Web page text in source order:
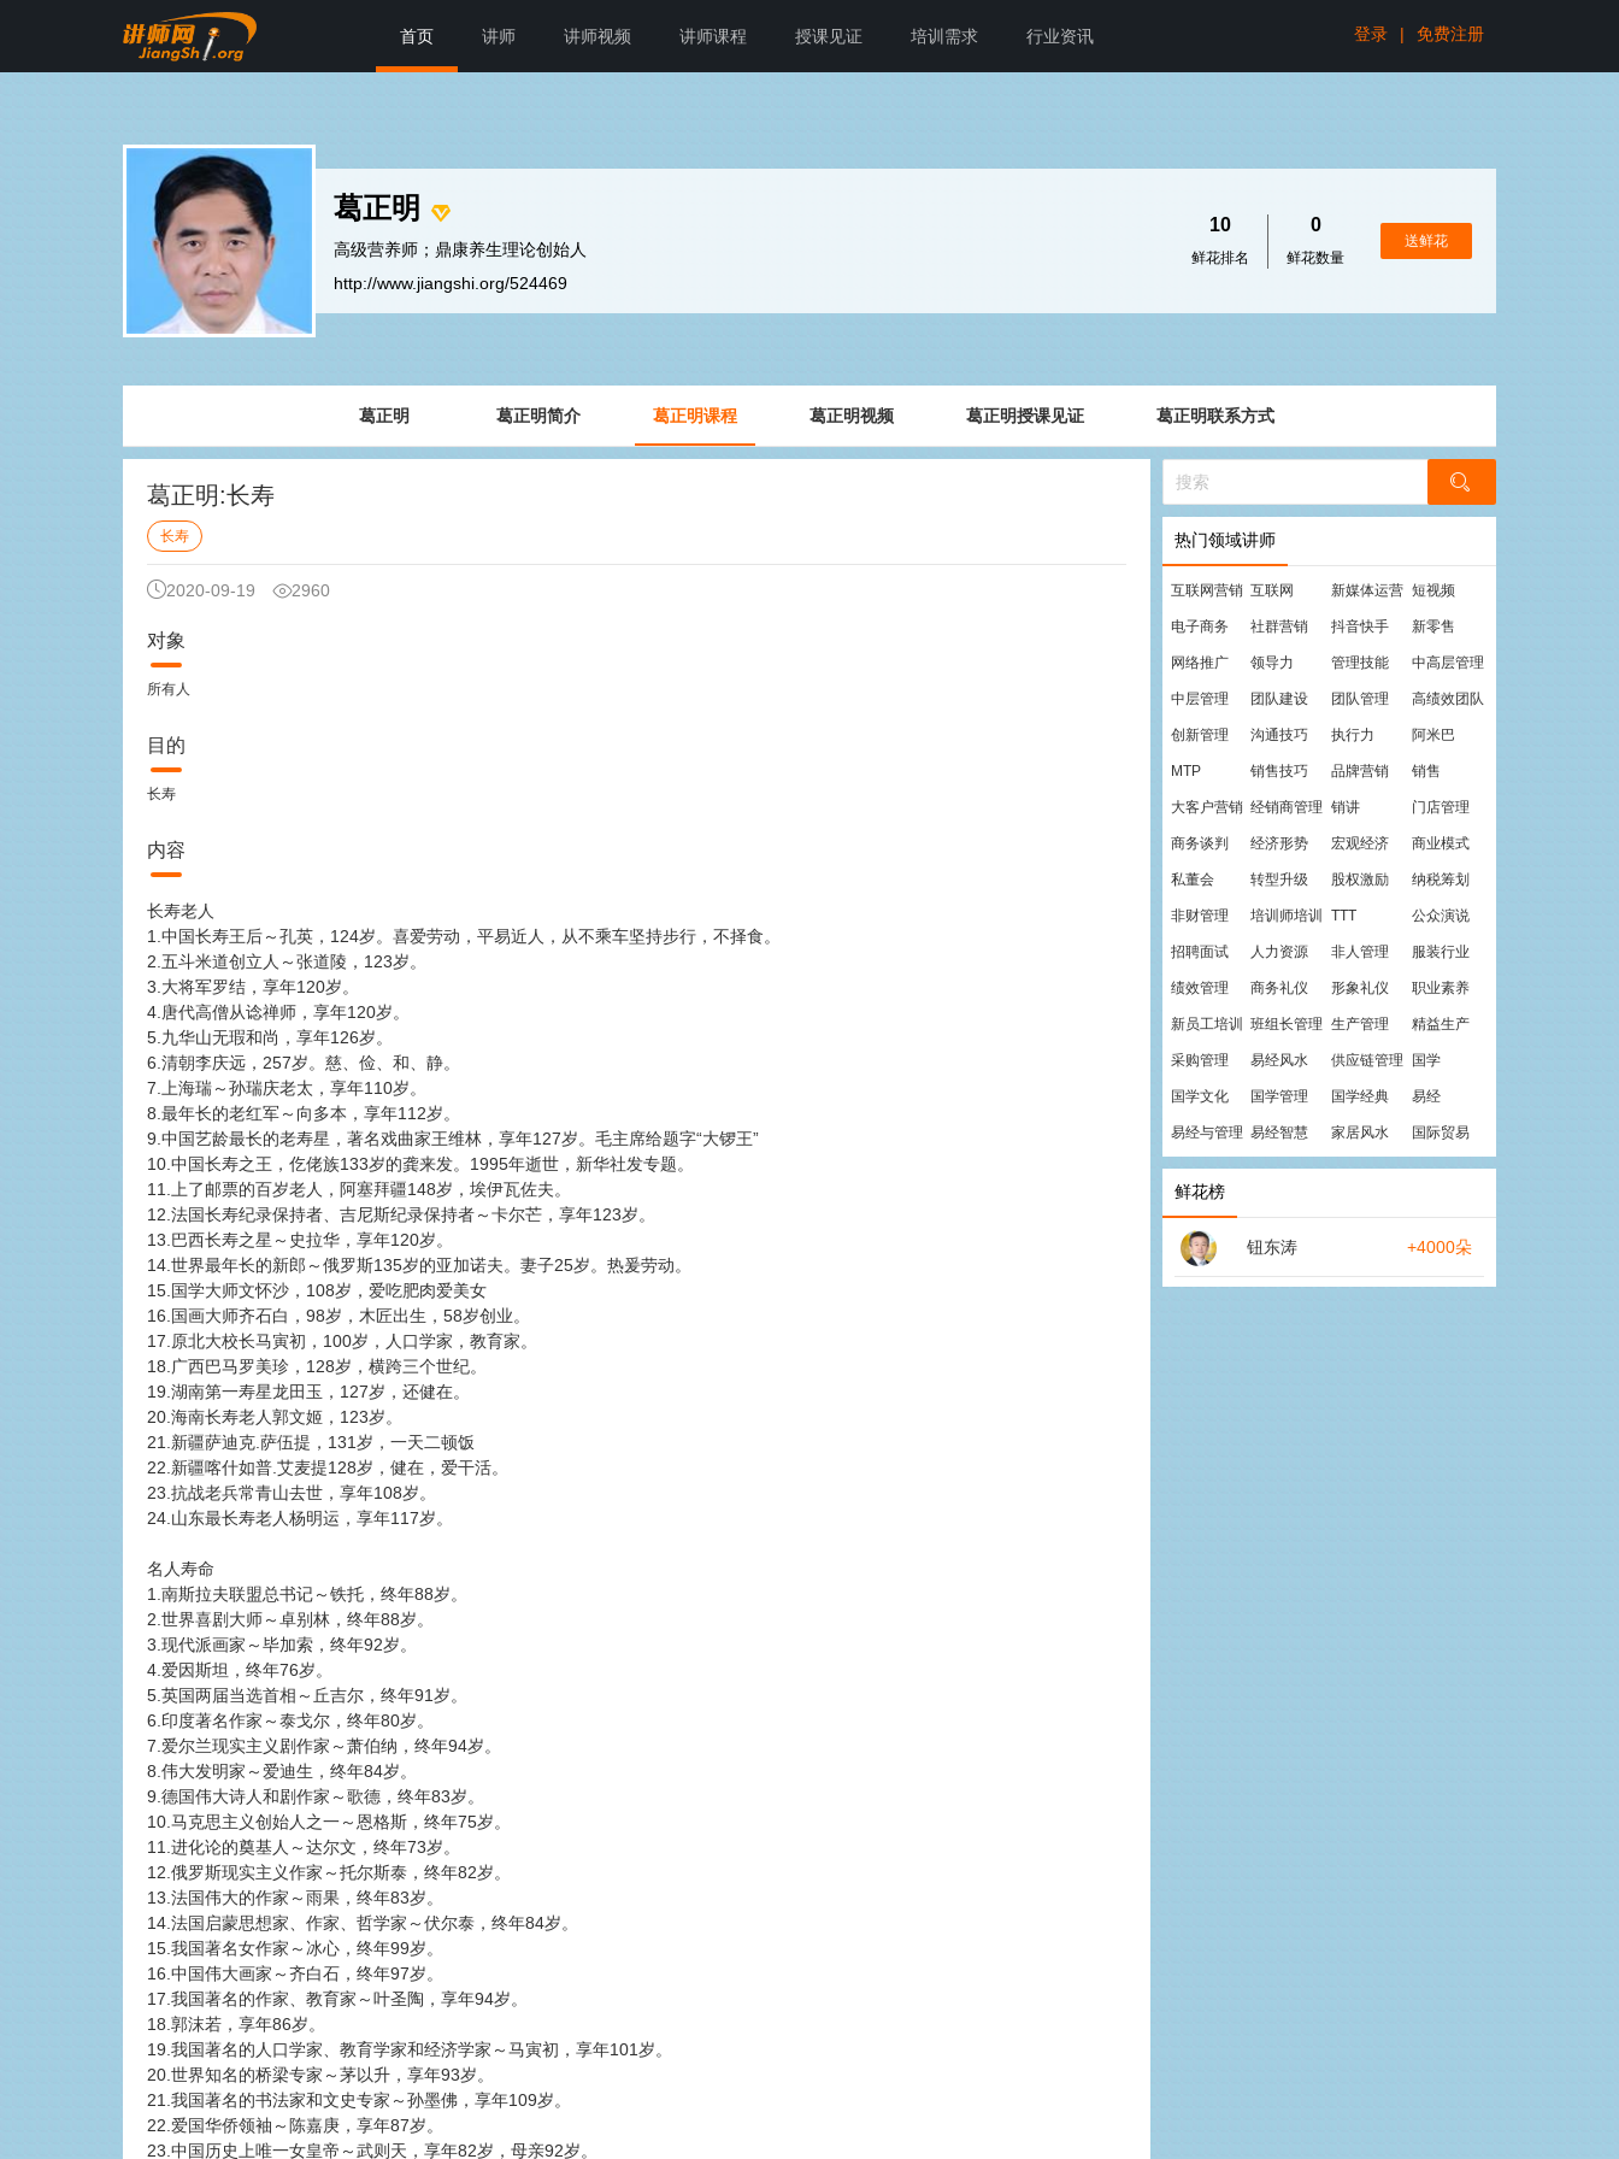
首页 讲师 讲师视频 讲师课程 授课见证 培训需求 行业资讯 登录 | 免费注册
葛正明
高级营养师；鼎康养生理论创始人
http://www.jiangshi.org/524469
10
鲜花排名
0
鲜花数量
送鲜花
葛正明 葛正明简介 葛正明课程 葛正明视频 葛正明授课见证 葛正明联系方式
葛正明:长寿
长寿
2020-09-19 2960
对象
所有人
目的
长寿
内容
长寿老人
1.中国长寿王后～孔英，124岁。喜爱劳动，平易近人，从不乘车坚持步行，不择食。
2.五斗米道创立人～张道陵，123岁。
3.大将军罗结，享年120岁。
4.唐代高僧从谂禅师，享年120岁。
5.九华山无瑕和尚，享年126岁。
6.清朝李庆远，257岁。慈、俭、和、静。
7.上海瑞～孙瑞庆老太，享年110岁。
8.最年长的老红军～向多本，享年112岁。
9.中国艺龄最长的老寿星，著名戏曲家王维林，享年127岁。毛主席给题字“大锣王”
10.中国长寿之王，仡佬族133岁的龚来发。1995年逝世，新华社发专题。
11.上了邮票的百岁老人，阿塞拜疆148岁，埃伊瓦佐夫。
12.法国长寿纪录保持者、吉尼斯纪录保持者～卡尔芒，享年123岁。
13.巴西长寿之星～史拉华，享年120岁。
14.世界最年长的新郎～俄罗斯135岁的亚加诺夫。妻子25岁。热爰劳动。
15.国学大师文怀沙，108岁，爱吃肥肉爱美女
16.国画大师齐石白，98岁，木匠出生，58岁创业。
17.原北大校长马寅初，100岁，人口学家，教育家。
18.广西巴马罗美珍，128岁，横跨三个世纪。
19.湖南第一寿星龙田玉，127岁，还健在。
20.海南长寿老人郭文姬，123岁。
21.新疆萨迪克.萨伍提，131岁，一天二顿饭
22.新疆喀什如普.艾麦提128岁，健在，爱干活。
23.抗战老兵常青山去世，享年108岁。
24.山东最长寿老人杨明运，享年117岁。
名人寿命
1.南斯拉夫联盟总书记～铁托，终年88岁。
2.世界喜剧大师～卓别林，终年88岁。
3.现代派画家～毕加索，终年92岁。
4.爱因斯坦，终年76岁。
5.英国两届当选首相～丘吉尔，终年91岁。
6.印度著名作家～泰戈尔，终年80岁。
7.爱尔兰现实主义剧作家～萧伯纳，终年94岁。
8.伟大发明家～爱迪生，终年84岁。
9.德国伟大诗人和剧作家～歌德，终年83岁。
10.马克思主义创始人之一～恩格斯，终年75岁。
11.进化论的奠基人～达尔文，终年73岁。
12.俄罗斯现实主义作家～托尔斯泰，终年82岁。
13.法国伟大的作家～雨果，终年83岁。
14.法国启蒙思想家、作家、哲学家～伏尔泰，终年84岁。
15.我国著名女作家～冰心，终年99岁。
16.中国伟大画家～齐白石，终年97岁。
17.我国著名的作家、教育家～叶圣陶，享年94岁。
18.郭沫若，享年86岁。
19.我国著名的人口学家、教育学家和经济学家～马寅初，享年101岁。
20.世界知名的桥梁专家～茅以升，享年93岁。
21.我国著名的书法家和文史专家～孙墨佛，享年109岁。
22.爱国华侨领袖～陈嘉庚，享年87岁。
23.中国历史上唯一女皇帝～武则天，享年82岁，母亲92岁。
热门领域讲师
互联网营销 互联网 新媒体运营 短视频
电子商务 社群营销 抖音快手 新零售
网络推广 领导力 管理技能 中高层管理
中层管理 团队建设 团队管理 高绩效团队
创新管理 沟通技巧 执行力 阿米巴
MTP 销售技巧 品牌营销 销售
大客户营销 经销商管理 销讲 门店管理
商务谈判 经济形势 宏观经济 商业模式
私董会 转型升级 股权激励 纳税筹划
非财管理 培训师培训 TTT 公众演说
招聘面试 人力资源 非人管理 服装行业
绩效管理 商务礼仪 形象礼仪 职业素养
新员工培训 班组长管理 生产管理 精益生产
采购管理 易经风水 供应链管理 国学
国学文化 国学管理 国学经典 易经
易经与管理 易经智慧 家居风水 国际贸易
鲜花榜
钮东涛 +4000朵